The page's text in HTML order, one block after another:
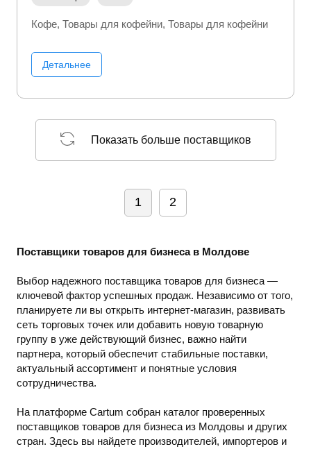
Кофе Товары для кофейни Товары для кофейни
Детальнее
Показать больше поставщиков
1 2
Поставщики товаров для бизнеса в Молдове
Выбор надежного поставщика товаров для бизнеса —
ключевой фактор успешных продаж. Независимо от того,
планируете ли вы открыть интернет-магазин, развивать
сеть торговых точек или добавить новую товарную
группу в уже действующий бизнес, важно найти
партнера, который обеспечит стабильные поставки,
актуальный ассортимент и понятные условия
сотрудничества.
На платформе Cartum собран каталог проверенных
поставщиков товаров для бизнеса из Молдовы и других
стран. Здесь вы найдете производителей, импортеров и